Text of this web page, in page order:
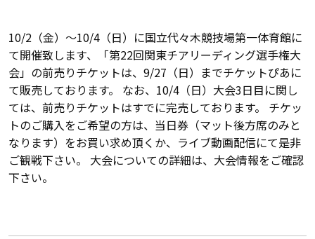
10/2（金）～10/4（日）に国立代々木競技場第一体育館に
て開催致します、「第22回関東チアリーディング選手権大
会」の前売りチケットは、9/27（日）までチケットぴあに
て販売しております。 なお、10/4（日）大会3日目に関し
ては、前売りチケットはすでに完売しております。 チケッ
トのご購入をご希望の方は、当日券（マット後方席のみと
なります）をお買い求め頂くか、ライブ動画配信にて是非
ご観戦下さい。 大会についての詳細は、大会情報をご確認
下さい。